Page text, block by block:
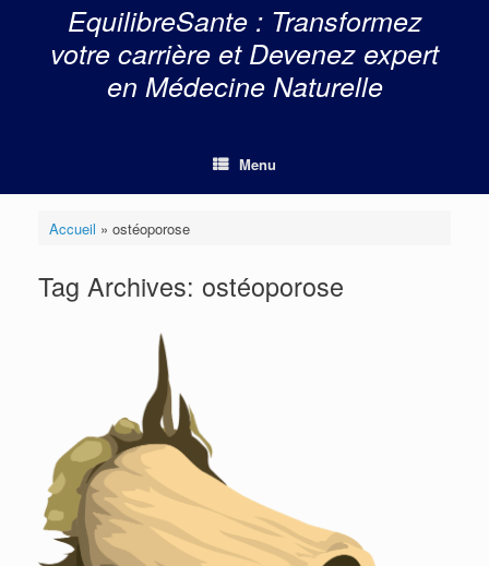
EquilibreSante : Transformez
votre carrière et Devenez expert
en Médecine Naturelle
Menu
Accueil » ostéoporose
Tag Archives: ostéoporose